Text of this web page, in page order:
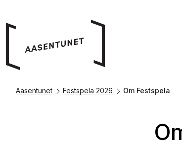
Aasentunet Festspela 2026 Om Festspela